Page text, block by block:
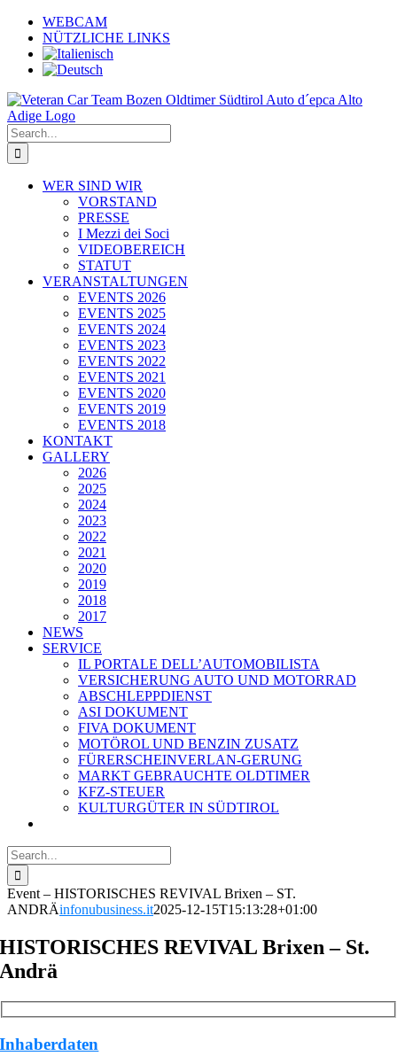
Skip
content
WEBCAM
NÜTZLICHE LINKS
Search
for:
WER SIND WIR
VORSTAND
PRESSE
I Mezzi dei Soci
VIDEOBEREICH
STATUT
VERANSTALTUNGEN
EVENTS 2026
EVENTS 2025
EVENTS 2024
EVENTS 2023
EVENTS 2022
EVENTS 2021
EVENTS 2020
EVENTS 2019
EVENTS 2018
KONTAKT
GALLERY
2026
2025
2024
2023
2022
2021
2020
2019
2018
2017
NEWS
SERVICE
IL PORTALE DELL’AUTOMOBILISTA
VERSICHERUNG AUTO UND MOTORRAD
ABSCHLEPPDIENST
ASI DOKUMENT
FIVA DOKUMENT
MOTÖROL UND BENZIN ZUSATZ
FÜRERSCHEINVERLAN-GERUNG
MARKT GEBRAUCHTE OLDTIMER
KFZ-STEUER
KULTURGÜTER IN SÜDTIROL
Search
for:
Event – HISTORISCHES REVIVAL Brixen – ST.
ANDRÄinfonubusiness.it2025-12-15T15:13:28+01:00
HISTORISCHES REVIVAL Brixen – St.
Andrä
Inhaberdaten